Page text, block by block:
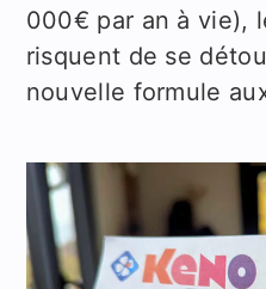
000€ par an à vie),
risquent de se
nouvelle formule